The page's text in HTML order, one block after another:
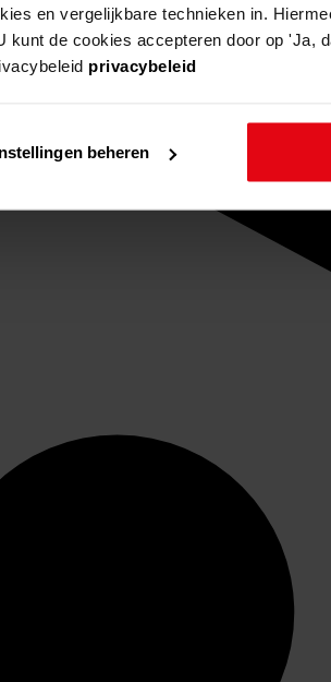
en vergelijkbare technieken in.
kunt de cookies accepteren door op 'Ja,
privacybeleid
beheren